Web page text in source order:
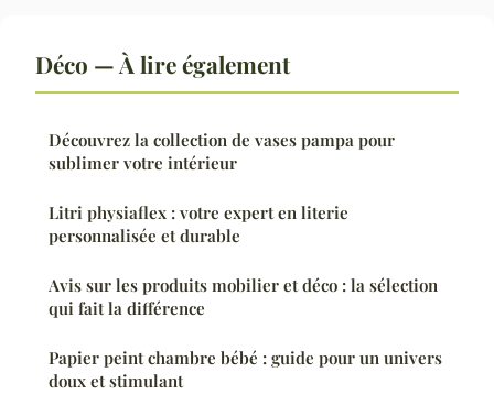
Déco — À lire également
Découvrez la collection de vases pampa pour
sublimer votre intérieur
Litri physiaflex : votre expert en literie
personnalisée et durable
Avis sur les produits mobilier et déco : la sélection
qui fait la différence
Papier peint chambre bébé : guide pour un univers
doux et stimulant